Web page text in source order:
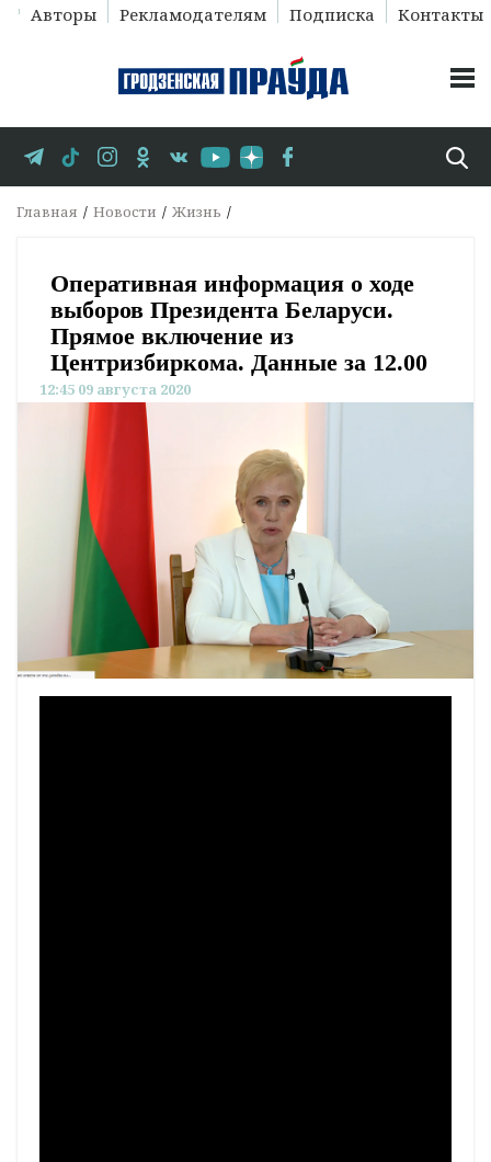
Авторы Рекламодателям Подписка Контакты
Главная Новости Жизнь
Оперативная информация о ходе
выборов Президента Беларуси.
Прямое включение из
Центризбиркома. Данные за 12.00
12:45 09 августа 2020